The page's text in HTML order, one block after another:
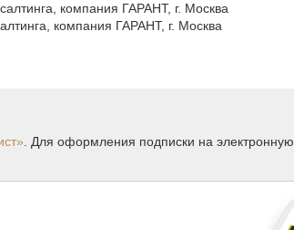
компания ГАРАНТ, г. Москва
компания ГАРАНТ, г. Москва
. Для оформления подписки на